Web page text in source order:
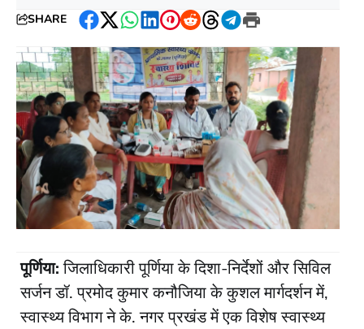
SHARE
Facebook
Twitter
WhatsApp
LinkedIn
Pinterest
RedditThreads
Telegram
Print
पूर्णिया:जिलाधिकारी पूर्णिया के दिशा-निर्देशों और सिविल
सर्जन डॉ. प्रमोद कुमार कनौजिया के कुशल मार्गदर्शन में,
स्वास्थ्य विभाग ने के. नगर प्रखंड में एक विशेष स्वास्थ्य